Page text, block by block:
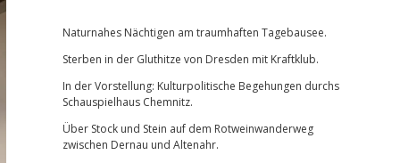
Naturnahes Nächtigen am traumhaften Tagebausee.
Sterben in der Gluthitze von Dresden mit Kraftklub.
In der Vorstellung: Kulturpolitische Begehungen durchs
Schauspielhaus Chemnitz.
Über Stock und Stein auf dem Rotweinwanderweg
zwischen Dernau und Altenahr.